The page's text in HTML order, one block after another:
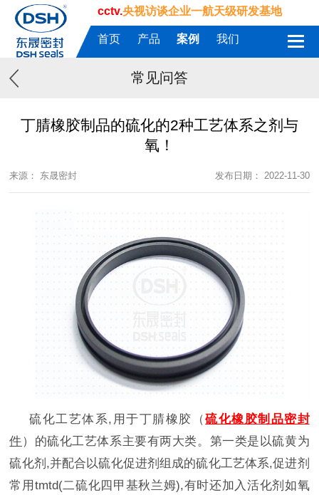
cctv.央视访谈企业一航天级研发基地
首页 产品 案例 我们
常见问答
丁腈橡胶制品的硫化的2种工艺体系之剂与
氧！
来源： 东晟密封 发布日期： 2022-11-30
硫化工艺体系, 用于丁腈橡胶（硫化橡胶制品密封
件） 的硫化工艺体系主要有两大类。第一类是以硫黄为
硫化剂 ,并配合以硫化促进剂组成的硫化工艺体系,促进剂
常用 tmtd(二硫化四甲基秋兰姆),有时还加入活化剂如氧